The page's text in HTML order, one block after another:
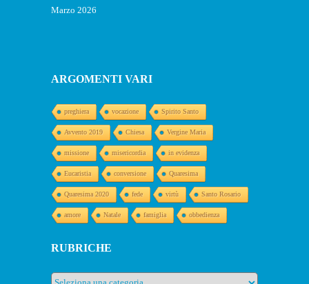
Marzo 2026
ARGOMENTI VARI
preghiera vocazione Spirito Santo
Avvento 2019 Chiesa Vergine Maria
missione misericordia in evidenza
Eucaristia conversione Quaresima
Quaresima 2020 fede virtù Santo Rosario
amore Natale famiglia obbedienza
RUBRICHE
Rubriche